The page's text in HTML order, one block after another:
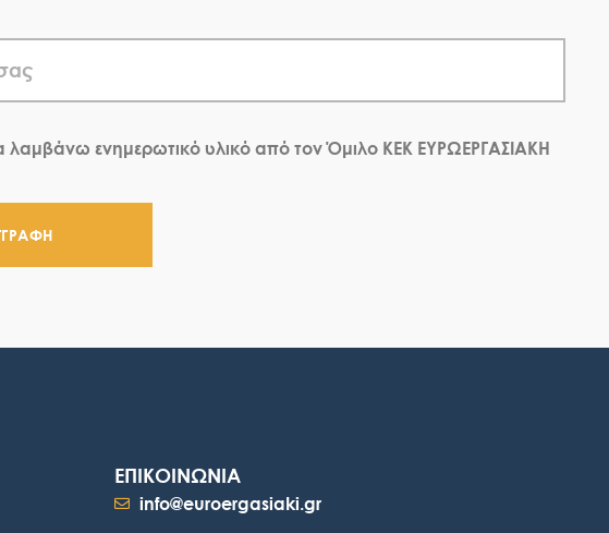
λαμβάνω ενημερωτικό υλικό από τον Όμιλο ΚΕΚ ΕΥΡΩΕΡΓΑΣΙΑΚΗ
ΕΠΙΚΟΙΝΩΝΙΑ
info@euroergasiaki.gr